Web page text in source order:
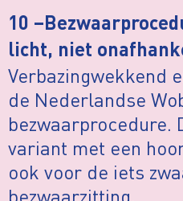
10
licht, niet
Verbazingwekkend
de Nederlandse
bezwaarprocedure.
variant met een
ook voor de iets
bezwaarzitting.